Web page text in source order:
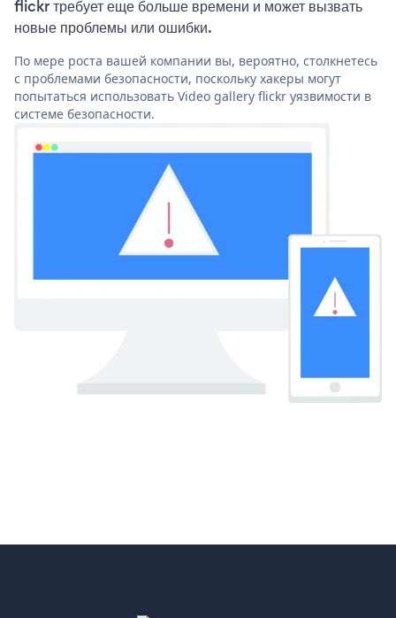
flickr требует еще больше времени и может вызвать
новые проблемы или ошибки.
По мере роста вашей компании вы, вероятно, столкнетесь
с проблемами безопасности, поскольку хакеры могут
попытаться использовать Video gallery flickr уязвимости в
системе безопасности.